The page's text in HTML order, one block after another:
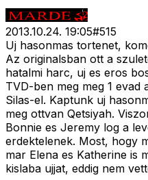
2013.10.24. 19:05#515
Uj hasonmas tortenet,
Az originalsban ott a
hatalmi harc, uj es eros
TVD-ben meg meg 1 evad
Silas-el. Kaptunk uj
meg ottvan Qetsiyah.
Bonnie es Jeremy log a
erdektelenek. Most, hogy
mar Elena es Katherine is
kislaba ujjat, eddig nem